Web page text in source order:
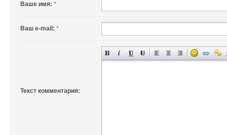
Ваше имя: *
Ваш e-mail: *
Текст комментария: